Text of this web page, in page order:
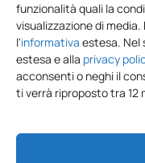
funzionalità quali la
visualizzazione di
l'informativa estesa. Nel
estesa e alla privacy
acconsenti o neghi il
ti verrà riproposto tra 12
0746.246652
dal lunedì al
Privacy Policy